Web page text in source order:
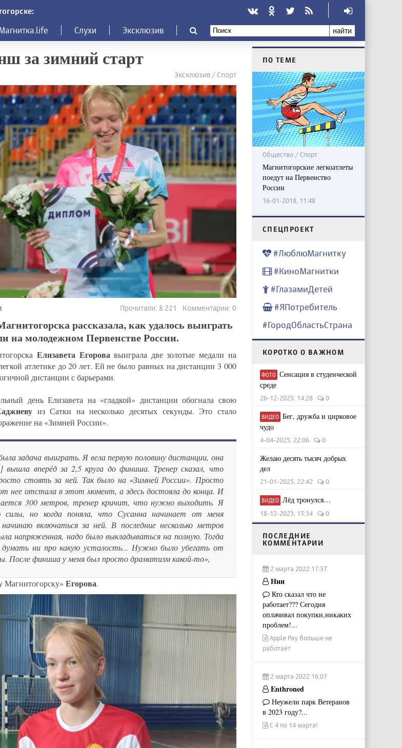
Слухи Эксклюзив найти
за зимний старт
Эксклюзив / Спорт
Прочитали: 8 221 Комментарии: 0
рассказала, как удалось выиграть
на молодежном Первенстве России.
Елизавета Егорова выиграла две золотые медали на
атлетике до 20 лет. Ей не было равных на дистанции 3 000
дистанции с барьерами.
день Елизавета на «гладкой» дистанции обогнала свою
из Сатки на несколько десятых секунды. Это стало
на «Зимней России».
задача выиграть. Я вела первую половину дистанции, она
вышла вперёд за 2,5 круга до финиша. Тренер сказал, что
стоять за ней. Так было на «Зимней России». Просто
нее отстала в этот момент, а здесь достояла до конца. И
300 метров, тренер кричит, что нужно выходить. Я
силы, но когда поняла, что Сусанна начинает от меня
включаться за ней. В последние несколько метров
напряженная, надо было выкладываться на полную. Тогда
думать ни про какую усталость... Нужно было убегать от
После финиша у меня был просто драматизм какой-то»,
Магнитогорску» Егорова.
ПО ТЕМЕ
Общество / Спорт
Магнитогорские легкоатлеты
поедут на Первенство
России
16-01-2018, 11:48
CПЕЦПРОЕКТ
#ЛюблюМагнитку
#КиноМагнитки
#ГлазамиДетей
#ЯПотребитель
#ГородОбластьСтрана
КОРОТКО О ВАЖНОМ
ФОТО Сенсация в студенческой
среде
26-12-2025, 14:28 0
ВИДЕО Бег, дружба и цирковое
чудо
4-04-2025, 22:06 0
Желаю десять тысяч добрых
дел
21-01-2025, 22:42 0
ВИДЕО Лёд тронулся…
18-12-2023, 15:34 0
ПОСЛЕДНИЕ
КОММЕНТАРИИ
2 марта 2022 17:57
Ннн
Кто сказал что не
работает??? Сегодня
оплачивал покупки,никаких
проблем!...
Apple Pay больше не
работает
2 марта 2022 16:07
Enthroned
Неужели парк Ветеранов
в 2023 году?...
С 4 по 14 марта!